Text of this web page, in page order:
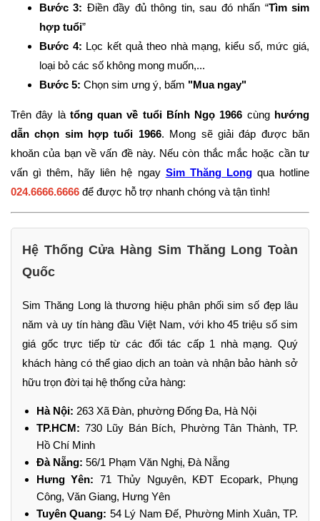
Bước 3: Điền đầy đủ thông tin, sau đó nhấn “Tìm sim
hợp tuổi”
Bước 4: Lọc kết quả theo nhà mạng, kiểu số, mức giá,
loại bỏ các số không mong muốn,...
Bước 5: Chọn sim ưng ý, bấm "Mua ngay"
Trên đây là tổng quan về tuổi Bính Ngọ 1966 cùng hướng
dẫn chọn sim hợp tuổi 1966. Mong sẽ giải đáp được băn
khoăn của bạn về vấn đề này. Nếu còn thắc mắc hoặc cần tư
vấn gì thêm, hãy liên hệ ngay Sim Thăng Longqua hotline
024.6666.6666 để được hỗ trợ nhanh chóng và tận tình!
Hệ Thống Cửa Hàng Sim Thăng Long Toàn
Quốc
Sim Thăng Long là thương hiệu phân phối sim số đẹp lâu
năm và uy tín hàng đầu Việt Nam, với kho 45 triệu số sim
giá gốc trực tiếp từ các đối tác cấp 1 nhà mạng. Quý
khách hàng có thể giao dịch an toàn và nhận bảo hành sở
hữu trọn đời tại hệ thống cửa hàng:
Hà Nội: 263 Xã Đàn, phường Đống Đa, Hà Nội
TP.HCM: 730 Lũy Bán Bích, Phường Tân Thành, TP.
Hồ Chí Minh
Đà Nẵng: 56/1 Phạm Văn Nghị, Đà Nẵng
Hưng Yên: 71 Thủy Nguyên, KĐT Ecopark, Phụng
Công, Văn Giang, Hưng Yên
Tuyên Quang: 54 Lý Nam Đế, Phường Minh Xuân, TP.